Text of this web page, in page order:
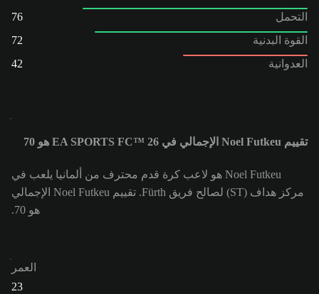
التحمل
76
القوة البدنية
72
العدوانية
42
تقييم Noel Futkeu الإجمالي في EA SPORTS FC™ 26 هو 70
Noel Futkeu هو لاعب كرة قدم محترف من ألمانيا يلعب في
مركز هداف (ST) لصالح فريق Fürth. تقييم Noel Futkeu الإجمالي
هو 70.
العمر
23